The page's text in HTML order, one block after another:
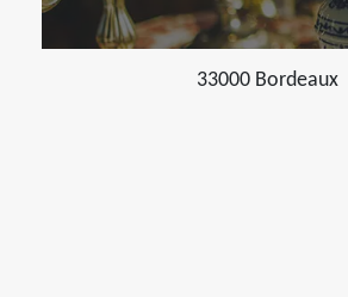
33000 Bordeaux